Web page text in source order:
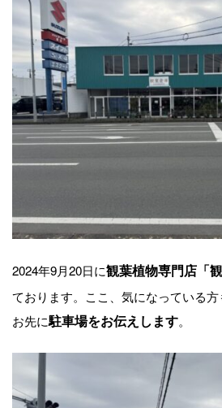
2024年9月20日に観葉植物専門店「
ております。ここ、気になっている方
お先に駐車場をお伝えします。